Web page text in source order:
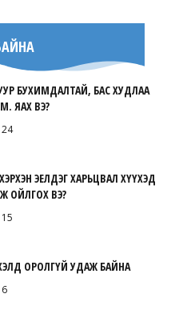
БУХИМДАЛТАЙ, БАС ХУДЛАА
ЯАХ ВЭ?
ЭЕЛДЭГ ХАРЬЦВАЛ ХҮҮХЭД
ОЙЛГОХ ВЭ?
ОРОЛГҮЙ УДАЖ БАЙНА